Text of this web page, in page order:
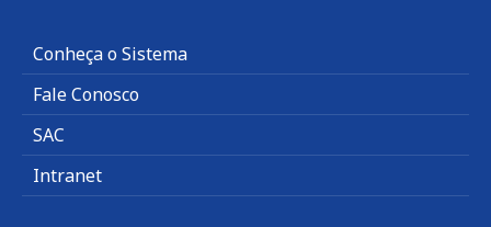
Conheça o Sistema
Fale Conosco
SAC
Intranet